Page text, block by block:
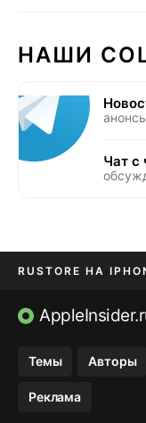
НАШИ
Чат с
RUSTORE НА
AVITO НА IPHONE
Темы Авторы
Реклама